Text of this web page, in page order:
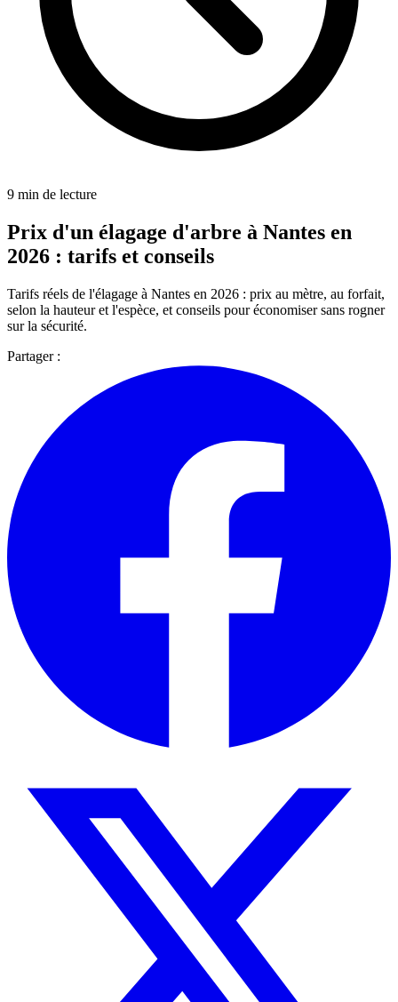
9 min de lecture
Prix d'un élagage d'arbre à Nantes en
2026 : tarifs et conseils
Tarifs réels de l'élagage à Nantes en 2026 : prix au mètre, au forfait,
selon la hauteur et l'espèce, et conseils pour économiser sans rogner
sur la sécurité.
Partager :